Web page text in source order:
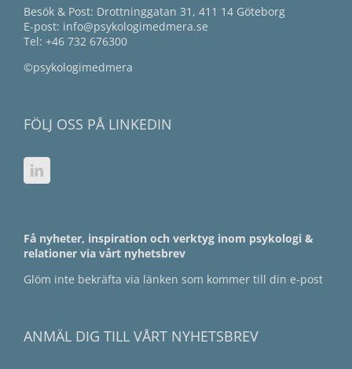
Besök & Post: Drottninggatan 31, 411 14 Göteborg
E-post: info@psykologimedmera.se
Tel: +46 732 676300
©psykologimedmera
FÖLJ OSS PÅ LINKEDIN
Få nyheter, inspiration och verktyg inom psykologi &
relationer via vårt nyhetsbrev
Glöm inte bekräfta via länken som kommer till din e-post
ANMÄL DIG TILL VÅRT NYHETSBREV